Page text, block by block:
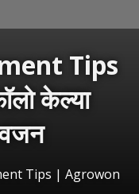
Tips
केल्या
वजन
Tips | Agrowon